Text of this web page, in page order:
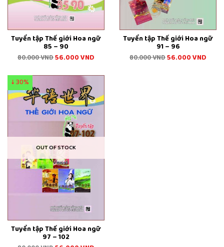
Tuyển tập Thế giới Hoa ngữ
85 – 90
80.000VND56.000VND
Tuyển tập Thế giới Hoa ngữ
91 – 96
80.000VND56.000VND
OUT OF STOCK
↓ 30%
Tuyển tập Thế giới Hoa ngữ
97 – 102